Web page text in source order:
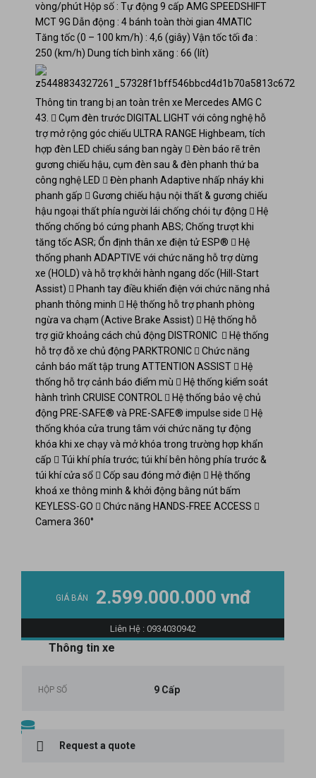
vòng/phút Hộp số : Tự động 9 cấp AMG SPEEDSHIFT
MCT 9G Dẫn động : 4 bánh toàn thời gian 4MATIC
Tăng tốc (0 – 100 km/h) : 4,6 (giây) Vận tốc tối đa :
250 (km/h) Dung tích bình xăng : 66 (lít)
Thông tin trang bị an toàn trên xe Mercedes AMG C
43.  Cụm đèn trước DIGITAL LIGHT với công nghệ hỗ
trợ mở rộng góc chiếu ULTRA RANGE Highbeam, tích
hợp đèn LED chiếu sáng ban ngày  Đèn báo rẽ trên
gương chiếu hậu, cụm đèn sau & đèn phanh thứ ba
công nghệ LED  Đèn phanh Adaptive nhấp nháy khi
phanh gấp  Gương chiếu hậu nội thất & gương chiếu
hậu ngoại thất phía người lái chống chói tự động  Hệ
thống chống bó cứng phanh ABS; Chống trượt khi
tăng tốc ASR; Ổn định thân xe điện tử ESP®  Hệ
thống phanh ADAPTIVE với chức năng hỗ trợ dừng
xe (HOLD) và hỗ trợ khởi hành ngang dốc (Hill-Start
Assist)  Phanh tay điều khiển điện với chức năng nhả
phanh thông minh  Hệ thống hỗ trợ phanh phòng
ngừa va chạm (Active Brake Assist)  Hệ thống hỗ
trợ giữ khoảng cách chủ động DISTRONIC  Hệ thống
hỗ trợ đỗ xe chủ động PARKTRONIC  Chức năng
cảnh báo mất tập trung ATTENTION ASSIST  Hệ
thống hỗ trợ cảnh báo điểm mù  Hệ thống kiểm soát
hành trình CRUISE CONTROL  Hệ thống bảo vệ chủ
động PRE-SAFE® và PRE-SAFE® impulse side  Hệ
thống khóa cửa trung tâm với chức năng tự động
khóa khi xe chạy và mở khóa trong trường hợp khẩn
cấp  Túi khí phía trước; túi khí bên hông phía trước &
túi khí cửa sổ  Cốp sau đóng mở điện  Hệ thống
khoá xe thông minh & khởi động bằng nút bấm
KEYLESS-GO  Chức năng HANDS-FREE ACCESS 
Camera 360°
GIÁ BÁN 2.599.000.000 vnđ
Liên Hệ : 0934030942
Thông tin xe
HỘP SỐ 9 Cấp
Request a quote